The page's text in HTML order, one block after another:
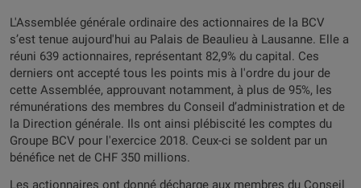
L'Assemblée générale ordinaire des actionnaires de la BCV
s’est tenue aujourd'hui au Palais de Beaulieu à Lausanne. Elle a
réuni 639 actionnaires, représentant 82,9% du capital. Ces
derniers ont accepté tous les points mis à l'ordre du jour de
cette Assemblée, approuvant notamment, à plus de 95%, les
rémunérations des membres du Conseil d’administration et de
la Direction générale. Ils ont ainsi plébiscité les comptes du
Groupe BCV pour l'exercice 2018. Ceux-ci se soldent par un
bénéfice net de CHF 350 millions.
Les actionnaires ont donné décharge aux membres du Conseil